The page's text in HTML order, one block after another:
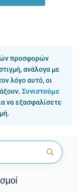
προσφορών
ανάλογα με
λόγο αυτό, οι
Συνιστούμε
να εξασφαλίσετε